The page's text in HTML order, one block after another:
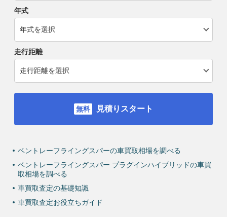
年式
走行距離
見積りスタート
ベントレーフライングスパーの車買取相場を調べる
ベントレーフライングスパー プラグインハイブリッドの車買
取相場を調べる
車買取査定の基礎知識
車買取査定お役立ちガイド